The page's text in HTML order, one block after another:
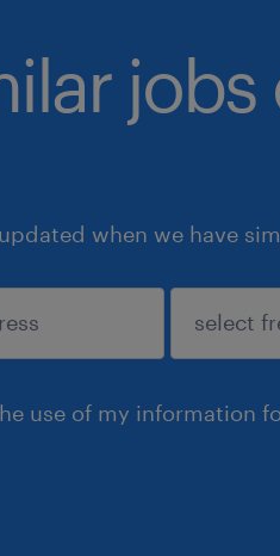
when we have
use of my information